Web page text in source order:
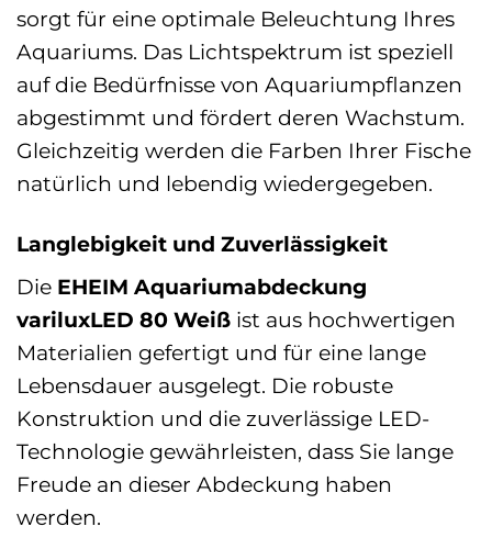
sorgt für eine optimale Beleuchtung Ihres
Aquariums. Das Lichtspektrum ist speziell
auf die Bedürfnisse von Aquariumpflanzen
abgestimmt und fördert deren Wachstum.
Gleichzeitig werden die Farben Ihrer Fische
natürlich und lebendig wiedergegeben.
Langlebigkeit und Zuverlässigkeit
Die EHEIM Aquariumabdeckung
variluxLED 80 Weiß ist aus hochwertigen
Materialien gefertigt und für eine lange
Lebensdauer ausgelegt. Die robuste
Konstruktion und die zuverlässige LED-
Technologie gewährleisten, dass Sie lange
Freude an dieser Abdeckung haben
werden.